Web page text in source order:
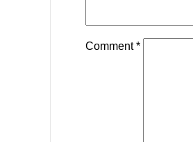
Comment*